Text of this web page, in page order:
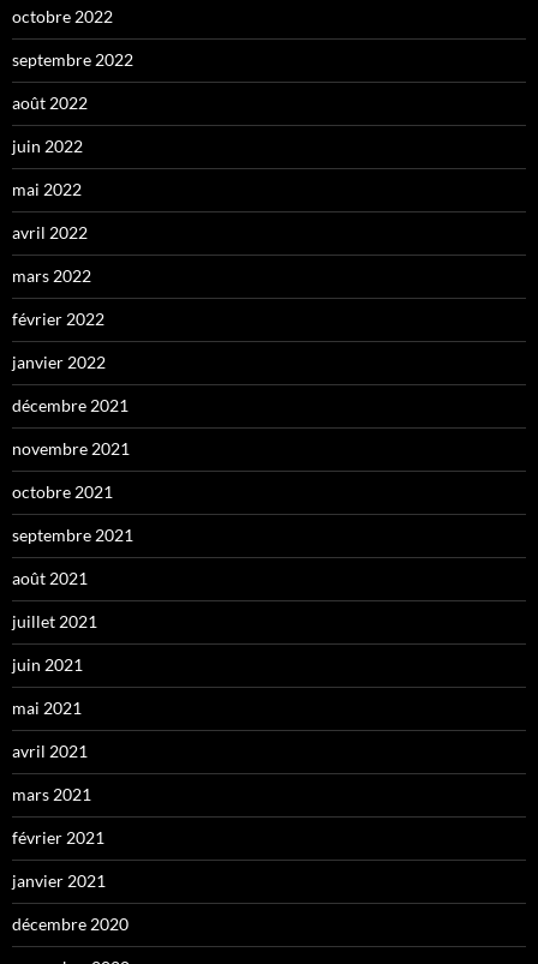
octobre 2022
septembre 2022
août 2022
juin 2022
mai 2022
avril 2022
mars 2022
février 2022
janvier 2022
décembre 2021
novembre 2021
octobre 2021
septembre 2021
août 2021
juillet 2021
juin 2021
mai 2021
avril 2021
mars 2021
février 2021
janvier 2021
décembre 2020